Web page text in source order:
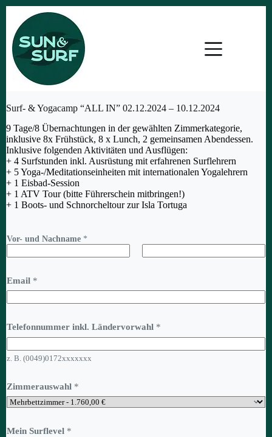
Inhalt
springen
Surf- & Yogacamp “ALL IN” 02.12.2024 – 10.12.2024
9 Tage/8 Übernachtungen in der gewählten Zimmerkategorie,
inklusive 8x Frühstück, 8 x Lunch, 2 gemeinsamen Abendessen.
Inklusive folgenden Aktivitäten und Ausflügen:
+ 4 Surfstunden inkl. Ausrüstung mit erfahrenen Surflehrern
+ 5 Yoga-/Meditationseinheiten mit internationalen Yogalehrern
+ 1 Eisbad-Session
+ 1 ATV Tour (bitte Führerschein mitbringen!)
+ 1 Boots- und Schnorcheltour zur Isla Tortuga
Vor- und Nachname *
Email *
Telefonnummer inkl. Ländervorwahl *
z. B. (0049)0172xxxxxxx
Zimmerauswahl *
Mein Surflevel *